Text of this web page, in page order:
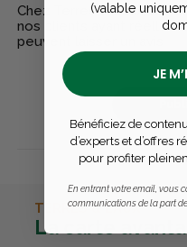
Chez Terres & Eaux, les
nos clients ayant
peuvent laisser un avis
TERRES & EAUX
La carte
(valable
JE
Bénéficiez de
d’experts et d’offres
pour profiter
En entrant votre email, vous
communications de la part de